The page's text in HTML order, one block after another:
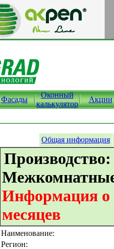
Фасады
Оконный
калькулятор
Акции
Общая информация
Информация о
месяцев
Наименование:
Регион: